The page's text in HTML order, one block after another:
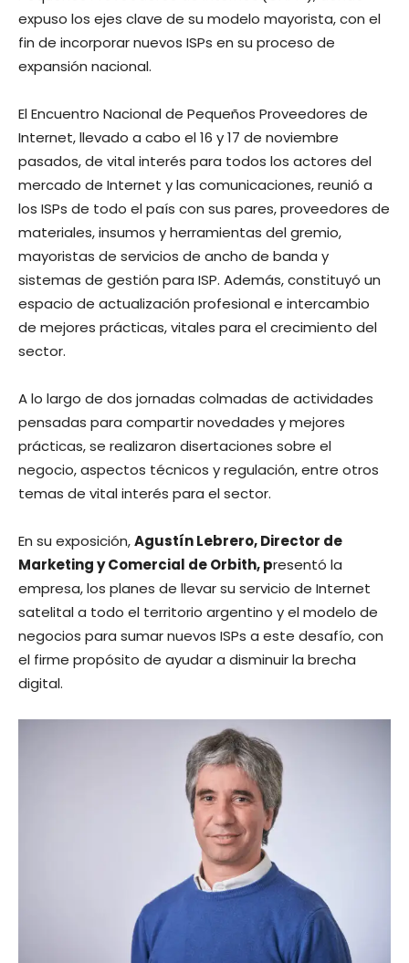
expuso los ejes clave de su modelo mayorista, con el
fin de incorporar nuevos ISPs en su proceso de
expansión nacional.
El Encuentro Nacional de Pequeños Proveedores de
Internet, llevado a cabo el 16 y 17 de noviembre
pasados, de vital interés para todos los actores del
mercado de Internet y las comunicaciones, reunió a
los ISPs de todo el país con sus pares, proveedores de
materiales, insumos y herramientas del gremio,
mayoristas de servicios de ancho de banda y
sistemas de gestión para ISP. Además, constituyó un
espacio de actualización profesional e intercambio
de mejores prácticas, vitales para el crecimiento del
sector.
A lo largo de dos jornadas colmadas de actividades
pensadas para compartir novedades y mejores
prácticas, se realizaron disertaciones sobre el
negocio, aspectos técnicos y regulación, entre otros
temas de vital interés para el sector.
En su exposición,Agustín Lebrero, Director de
Marketing y Comercial de Orbith, presentó la
empresa, los planes de llevar su servicio de Internet
satelital a todo el territorio argentino y el modelo de
negocios para sumar nuevos ISPs a este desafío, con
el firme propósito de ayudar a disminuir la brecha
digital.